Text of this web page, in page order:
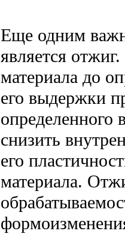
Еще одним
является
материала до
его выдержки
определенного
снизить
его
материала.